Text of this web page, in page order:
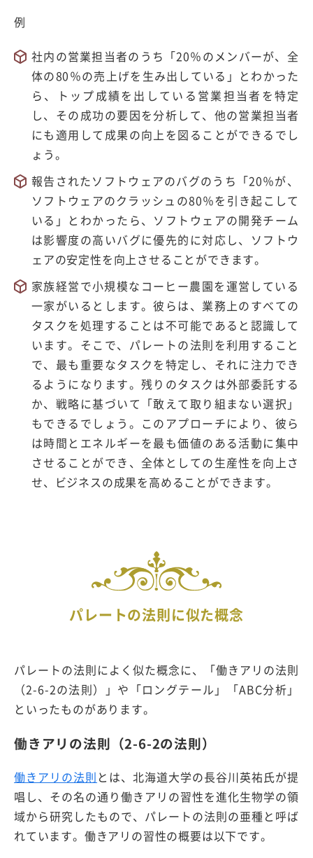
例
社内の営業担当者のうち「20％のメンバーが、全
体の80％の売上げを生み出している」とわかった
ら、トップ成績を出している営業担当者を特定
し、その成功の要因を分析して、他の営業担当者
にも適用して成果の向上を図ることができるでし
ょう。
報告されたソフトウェアのバグのうち「20％が、
ソフトウェアのクラッシュの80％を引き起こして
いる」とわかったら、ソフトウェアの開発チーム
は影響度の高いバグに優先的に対応し、ソフトウ
ェアの安定性を向上させることができます。
家族経営で小規模なコーヒー農園を運営している
一家がいるとします。彼らは、業務上のすべての
タスクを処理することは不可能であると認識して
います。そこで、パレートの法則を利用すること
で、最も重要なタスクを特定し、それに注力でき
るようになります。残りのタスクは外部委託する
か、戦略に基づいて「敢えて取り組まない選択」
もできるでしょう。このアプローチにより、彼ら
は時間とエネルギーを最も価値のある活動に集中
させることができ、全体としての生産性を向上さ
せ、ビジネスの成果を高めることができます。
パレートの法則に似た概念
パレートの法則によく似た概念に、「働きアリの法則
（2-6-2の法則）」や「ロングテール」「ABC分析」
といったものがあります。
働きアリの法則（2-6-2の法則）
働きアリの法則 とは、北海道大学の長谷川英祐氏が提
唱し、その名の通り働きアリの習性を進化生物学の領
域から研究したもので、パレートの法則の亜種と呼ば
れています。働きアリの習性の概要は以下です。